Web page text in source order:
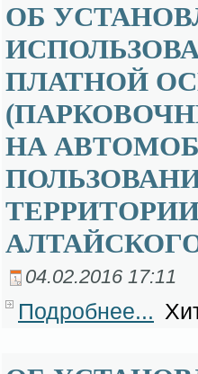
ОБ
ПЛАТНОЙ
НА
04.02.2016 17:11
Подробнее...